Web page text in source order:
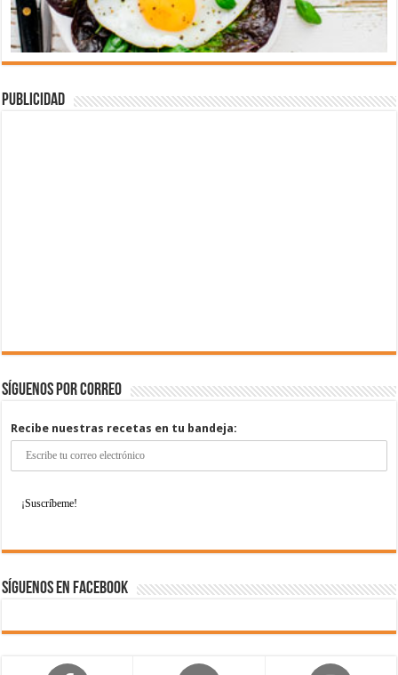
Publicidad
Síguenos por correo
Recibe nuestras recetas en tu bandeja:
Síguenos en Facebook